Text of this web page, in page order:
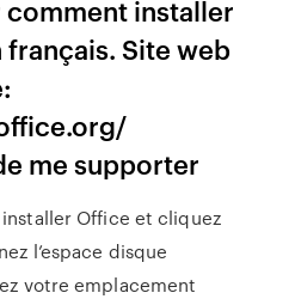
installer
Site web
me supporter
Office et cliquez
l’espace disque
votre emplacement